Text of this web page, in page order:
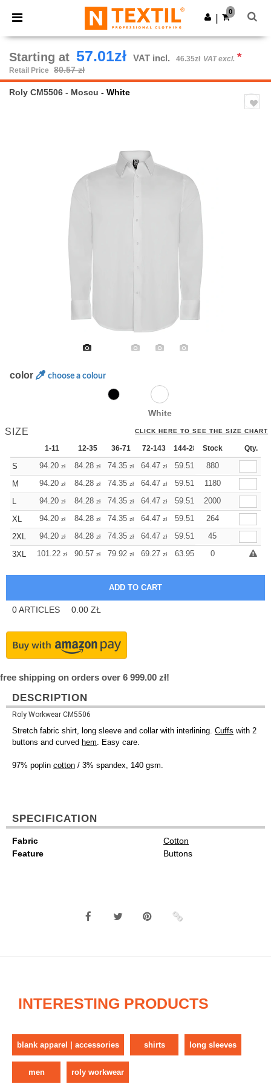
× Ntextil App
Better prices on app!
Get the app
0
Starting at 57.01zł VAT incl. 46.35zł VAT excl. *
Retail Price 80.57 zł
Roly CM5506 - Moscu - White
color choose a colour
White
SIZE CLICK HERE TO SEE THE SIZE CHART
1-11 12-35 36-71 72-143 144-287 288 + More
Stock Qty.
S 94.20 zł 84.28 zł 74.35 zł 64.47 zł 59.51 57.01
880
M
94.20 zł 84.28 zł 74.35 zł 64.47 zł 59.51 57.01
1180
L
94.20 zł 84.28 zł 74.35 zł 64.47 zł 59.51 57.01
2000
XL
94.20 zł 84.28 zł 74.35 zł 64.47 zł 59.51 57.01
264
2XL
94.20 zł 84.28 zł 74.35 zł 64.47 zł 59.51 57.01
45
3XL
101.22 zł 90.57 zł 79.92 zł 69.27 zł 63.95 61.28 +
0
0ARTICLES 0.00 ZŁ
free shipping on orders over 6 999.00 zł!
DESCRIPTION
Roly Workwear CM5506
Stretch fabric shirt, long sleeve and collar with interlining. Cuffs with 2
buttons and curved hem. Easy care.
97% poplin cotton / 3% spandex, 140 gsm.
SPECIFICATION
Fabric
Cotton
Feature
Buttons
INTERESTING PRODUCTS
blank apparel | accessories shirts long sleeves
men roly workwear